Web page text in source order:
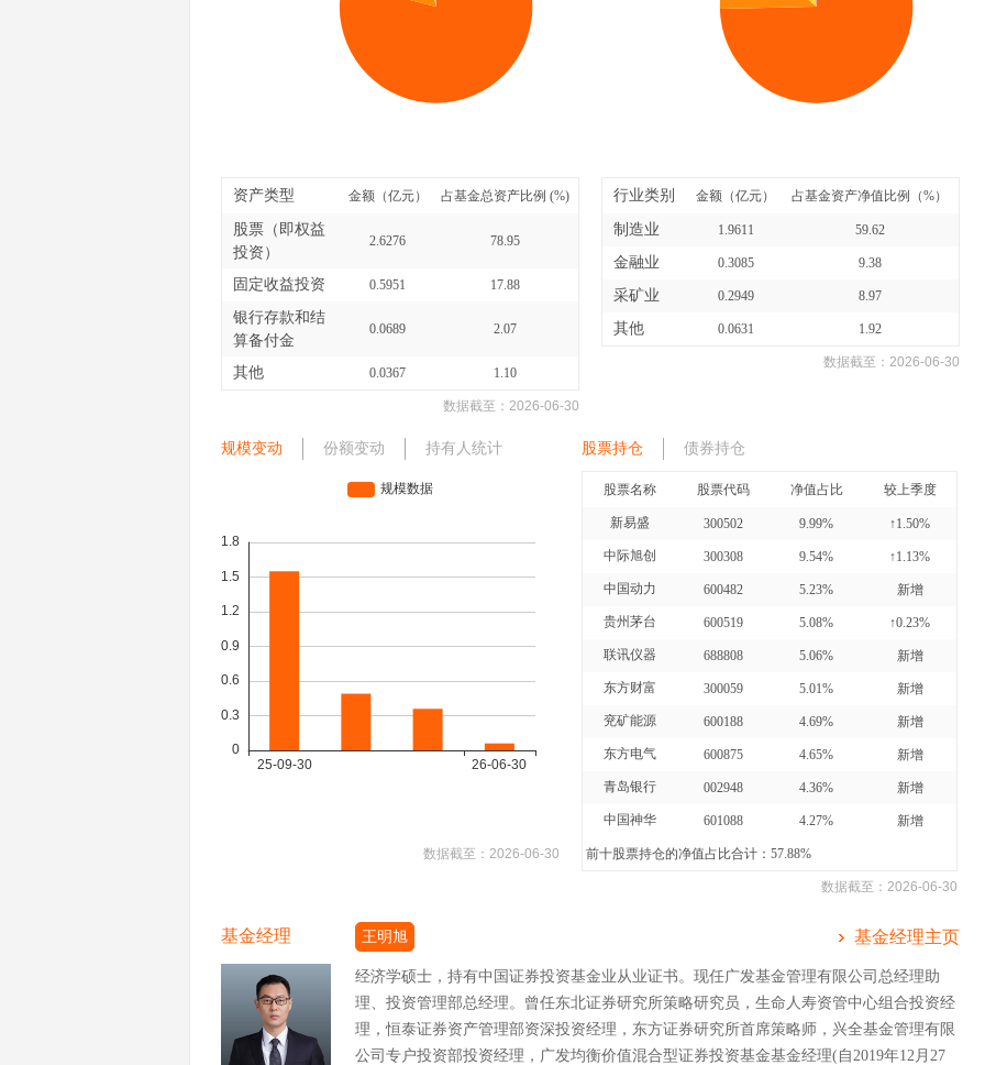
资产类型 金额（亿元） 占基金总资产比例 (%)
股票（即权益
投资）
2.6276 78.95
固定收益投资 0.5951 17.88
银行存款和结
算备付金
0.0689 2.07
其他 0.0367 1.10
数据截至： 2026-06-30
行业类别 金额（亿元） 占基金资产净值比例（%）
制造业 1.9611 59.62
金融业 0.3085 9.38
采矿业 0.2949 8.97
其他 0.0631 1.92
数据截至： 2026-06-30
规模变动 份额变动 持有人统计
数据截至： 2026-06-30
股票持仓 债券持仓
股票名称 股票代码 净值占比 较上季度
新易盛 300502 9.99% ↑1.50%
中际旭创 300308 9.54% ↑1.13%
中国动力 600482 5.23% 新增
贵州茅台 600519 5.08% ↑0.23%
联讯仪器 688808 5.06% 新增
东方财富 300059 5.01% 新增
兖矿能源 600188 4.69% 新增
东方电气 600875 4.65% 新增
青岛银行 002948 4.36% 新增
中国神华 601088 4.27% 新增
前十股票持仓的净值占比合计：57.88%
数据截至： 2026-06-30
基金经理 王明旭 基金经理主页
经济学硕士，持有中国证券投资基金业从业证书。现任广发基金管理有限公司总经理助
理、投资管理部总经理。曾任东北证券研究所策略研究员，生命人寿资管中心组合投资经
理，恒泰证券资产管理部资深投资经理，东方证券研究所首席策略师，兴全基金管理有限
公司专户投资部投资经理，广发均衡价值混合型证券投资基金基金经理(自2019年12月27